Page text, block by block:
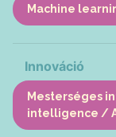
Machine
Innováció
Mesterséges
intelligence /